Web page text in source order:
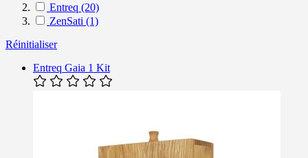
Entreq (20)
ZenSati (1)
Réinitialiser
Entreq Gaia 1 Kit